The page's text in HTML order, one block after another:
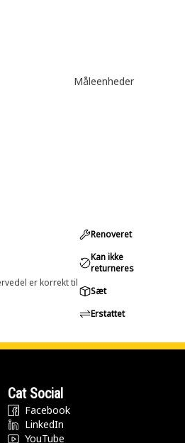
Måleenheder
er korrekt til
Renoveret
Kan ikke
returneres
Sæt
Erstattet
Cat Social
Facebook
LinkedIn
YouTube